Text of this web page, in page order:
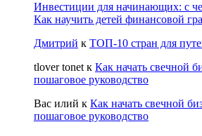
Инвестиции для начинающих: с
Как научить детей финансовой
Дмитрий к ТОП-10 стран для
tlover tonet к Как начать свечной
пошаговое руководство
Вас илий к Как начать свечной
пошаговое руководство